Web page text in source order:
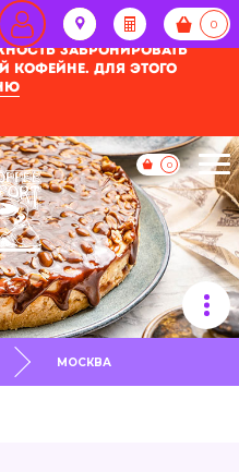
забронировать
кофейне. Для этого
0
МОСКВА